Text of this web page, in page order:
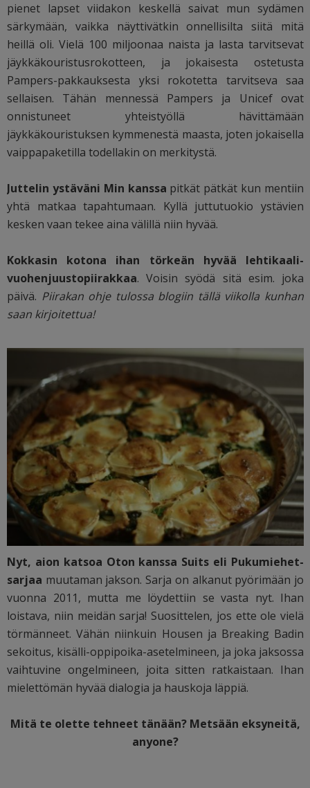
pienet lapset viidakon keskellä saivat mun sydämen
särkymään, vaikka näyttivätkin onnellisilta siitä mitä
heillä oli. Vielä 100 miljoonaa naista ja lasta tarvitsevat
jäykkäkouristusrokotteen, ja jokaisesta ostetusta
Pampers-pakkauksesta yksi rokotetta tarvitseva saa
sellaisen. Tähän mennessä Pampers ja Unicef ovat
onnistuneet yhteistyöllä hävittämään
jäykkäkouristuksen kymmenestä maasta, joten jokaisella
vaippapaketilla todellakin on merkitystä.
Juttelin ystäväni Min kanssa pitkät pätkät kun mentiin
yhtä matkaa tapahtumaan. Kyllä juttutuokio ystävien
kesken vaan tekee aina välillä niin hyvää.
Kokkasin kotona ihan törkeän hyvää lehtikaali-
vuohenjuustopiirakkaa. Voisin syödä sitä esim. joka
päivä. Piirakan ohje tulossa blogiin tällä viikolla kunhan
saan kirjoitettua!
Nyt, aion katsoa Oton kanssa Suits eli Pukumiehet-
sarjaa muutaman jakson. Sarja on alkanut pyörimään jo
vuonna 2011, mutta me löydettiin se vasta nyt. Ihan
loistava, niin meidän sarja! Suosittelen, jos ette ole vielä
törmänneet. Vähän niinkuin Housen ja Breaking Badin
sekoitus, kisälli-oppipoika-asetelmineen, ja joka jaksossa
vaihtuvine ongelmineen, joita sitten ratkaistaan. Ihan
mielettömän hyvää dialogia ja hauskoja läppiä.
Mitä te olette tehneet tänään? Metsään eksyneitä,
anyone?